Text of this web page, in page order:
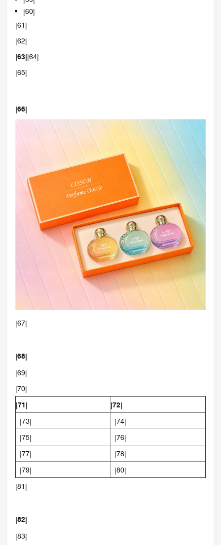
|60|
|61|
|62|
|63||64|
|65|
|66|
|67|
|68|
|69|
|70|
|71| |72|
|73| |74|
|75| |76|
|77| |78|
|79| |80|
|81|
|82|
|83|